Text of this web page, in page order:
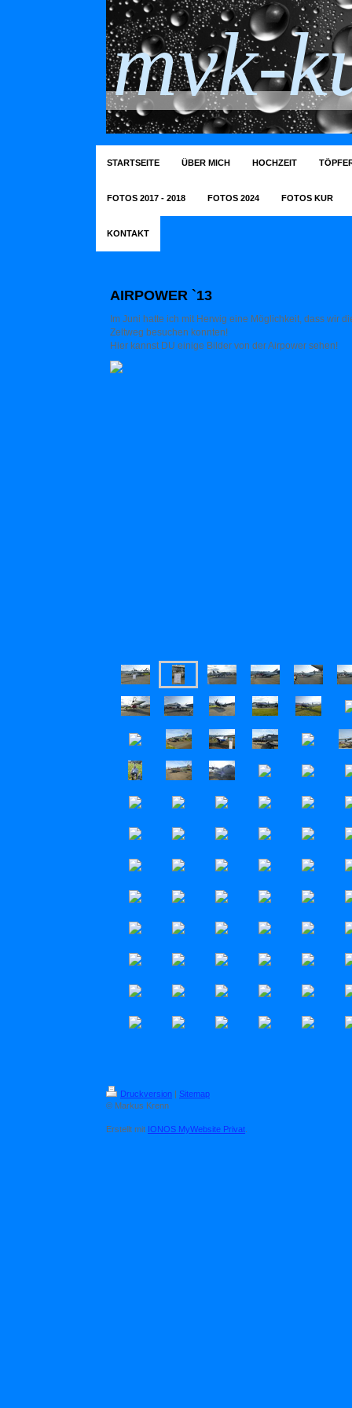
mvk-
STARTSEITE ÜBER MICH HOCHZEIT
FOTOS 2017 - 2018 FOTOS 2024 FOTOS KUR
KONTAKT
AIRPOWER `13
Im Juni hatte ich mit Herwig eine Möglichkeit, dass wir
Zeltweg besuchen konnten!
Hier kannst DU einige Bilder von der Airpower sehen!
Druckversion | Sitemap
© Markus Krenn
Erstellt mit IONOS MyWebsite Privat